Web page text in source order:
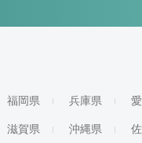
福岡県 兵庫県
滋賀県 沖縄県